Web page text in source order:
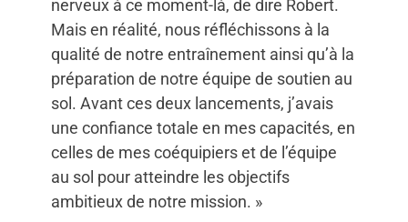
nerveux à ce moment-là, de dire Robert.
Mais en réalité, nous réfléchissons à la
qualité de notre entraînement ainsi qu’à la
préparation de notre équipe de soutien au
sol. Avant ces deux lancements, j’avais
une confiance totale en mes capacités, en
celles de mes coéquipiers et de l’équipe
au sol pour atteindre les objectifs
ambitieux de notre mission. »